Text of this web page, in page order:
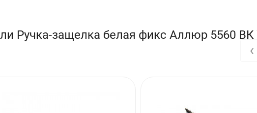
Ручка-защелка белая фикс Аллюр 5560 ВК
‹